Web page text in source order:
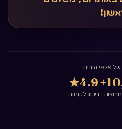
של אלפי הורים
4.9
★
דירוג לקוחות